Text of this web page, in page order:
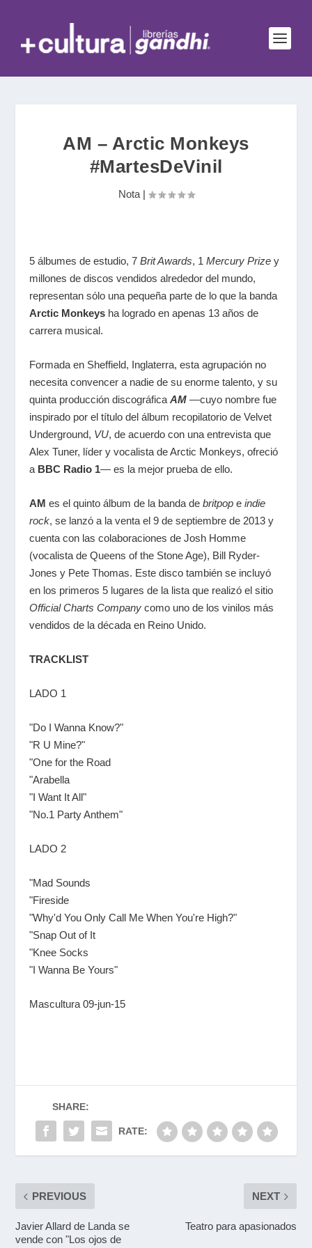
AM – Arctic Monkeys
#MartesDeVinil
Nota|
5 álbumes de estudio, 7Brit Awards, 1Mercury Prize y
millones de discos vendidos alrededor del mundo,
representan sólo una pequeña parte de lo que la banda
Arctic Monkeys ha logrado en apenas 13 años de
carrera musical.
Formada en Sheffield, Inglaterra, esta agrupación no
necesita convencer a nadie de su enorme talento, y su
quinta producción discográfica AM —cuyo nombre fue
inspirado por el título del álbum recopilatorio de Velvet
Underground, VU, de acuerdo con una entrevista que
Alex Tuner, líder y vocalista de Arctic Monkeys, ofreció
a BBC Radio 1— es la mejor prueba de ello.
AM es el quinto álbum de la banda debritpop e indie
rock, se lanzó a la venta el 9 de septiembre de 2013 y
cuenta con las colaboraciones de Josh Homme
(vocalista de Queens of the Stone Age), Bill Ryder-
Jones y Pete Thomas. Este disco también se incluyó
en los primeros 5 lugares de la lista que realizó el sitio
Official Charts Companycomo uno de los vinilos más
vendidos de la década en Reino Unido.
TRACKLIST
LADO 1
"Do I Wanna Know?"
"R U Mine?"
"One for the Road
"Arabella
"I Want It All"
"No.1 Party Anthem"
LADO 2
"Mad Sounds
"Fireside
"Why'd You Only Call Me When You're High?"
"Snap Out of It
"Knee Socks
"I Wanna Be Yours"
Mascultura 09-jun-15
SHARE:
RATE:
PREVIOUS
Javier Allard de Landa se
vende con "Los ojos de
NEXT
Teatro para apasionados